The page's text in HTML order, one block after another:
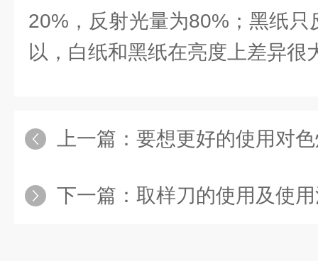
20%，反射光量为80%；黑纸只
以，白纸和黑纸在亮度上差异很
上一篇： 要想更好的使用对色灯箱,
下一篇： 取样刀的使用及使